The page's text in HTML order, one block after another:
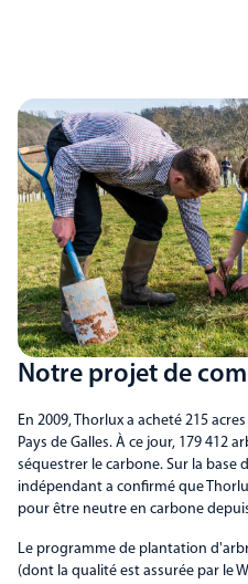
Notre projet de
En 2009, Thorlux a acheté 215
Pays de Galles. À ce jour, 179 412
séquestrer le carbone. Sur la base
indépendant a confirmé que
pour être neutre en carbone
Le programme de plantation
(dont la qualité est assurée par le